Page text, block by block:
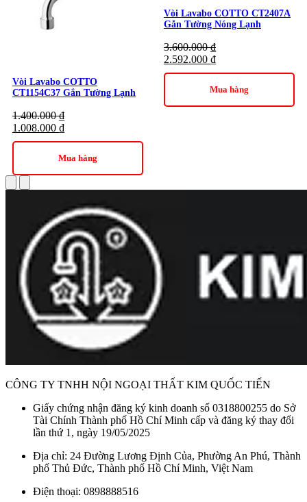
Vòi Lavabo COTTO
CT1154C37 Gắn Tường Lạnh
1.400.000₫
1.008.000 ₫
Mua hàng
Vòi Lavabo COTTO CT2407A
Gắn Tường Nóng Lạnh
3.600.000₫
2.592.000 ₫
Mua hàng
CÔNG TY TNHH NỘI NGOẠI THẤT KIM QUỐC TIẾN
Giấy chứng nhận đăng ký kinh doanh số 0318800255 do Sở
Tài Chính Thành phố Hồ Chí Minh cấp và đăng ký thay đổi
lần thứ 1, ngày 19/05/2025
Địa chỉ: 24 Đường Lương Định Của, Phường An Phú, Thành
phố Thủ Đức, Thành phố Hồ Chí Minh, Việt Nam
Điện thoại: 0898888516